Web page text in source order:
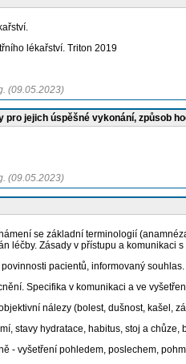
lékařství. Triton 2019
(09.05.2023)
pro jejich úspěšné vykonání, způsob
(09.05.2023)
se základní terminologií
léčby. Zásady v přístupu a komunikaci
pacientů, informovaný
Specifika v komunikaci a ve
nálezy (bolest, dušnost, kašel,
stavy hydratace, habitus, stoj a
- vyšetření pohledem, poslechem,